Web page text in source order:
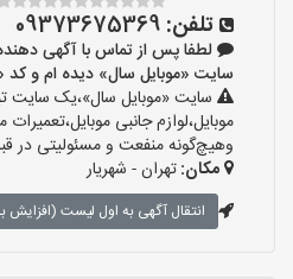
تلفن: 09373675369
لطفا پس از تماس با آگهی
سایت «موبایل سال» دیده ام و کد «آگهی-44» را
سایت «موبایل سال»،یک سایت
موبایل،لوازم جانبی
وهیچ‌گونه منفعت و مسئولیتی در
مکان:تهران - شهریار
انتقال آگهی به اول لیست (افزایش